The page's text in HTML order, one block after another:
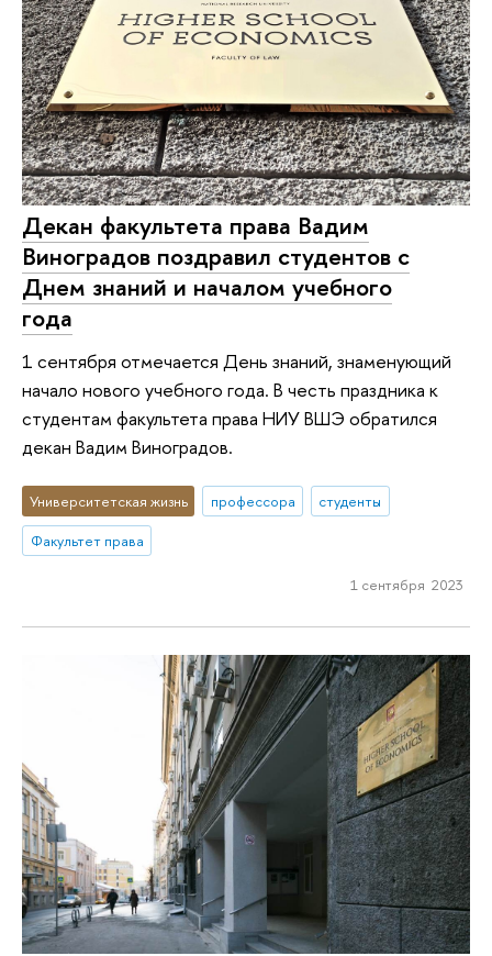
Декан факультета права Вадим
Виноградов поздравил студентов с
Днем знаний и началом учебного
года
1 сентября отмечается День знаний, знаменующий
начало нового учебного года. В честь праздника к
студентам факультета права НИУ ВШЭ обратился
декан Вадим Виноградов.
Университетская жизнь профессора
студенты
Факультет права
1 сентября 2023